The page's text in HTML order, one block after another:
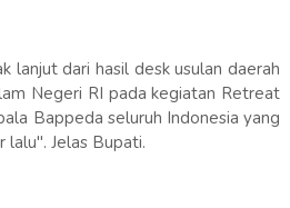
lanjut dari hasil desk usulan daerah
Negeri RI pada kegiatan Retreat
Bappeda seluruh Indonesia yang
lalu". Jelas Bupati.